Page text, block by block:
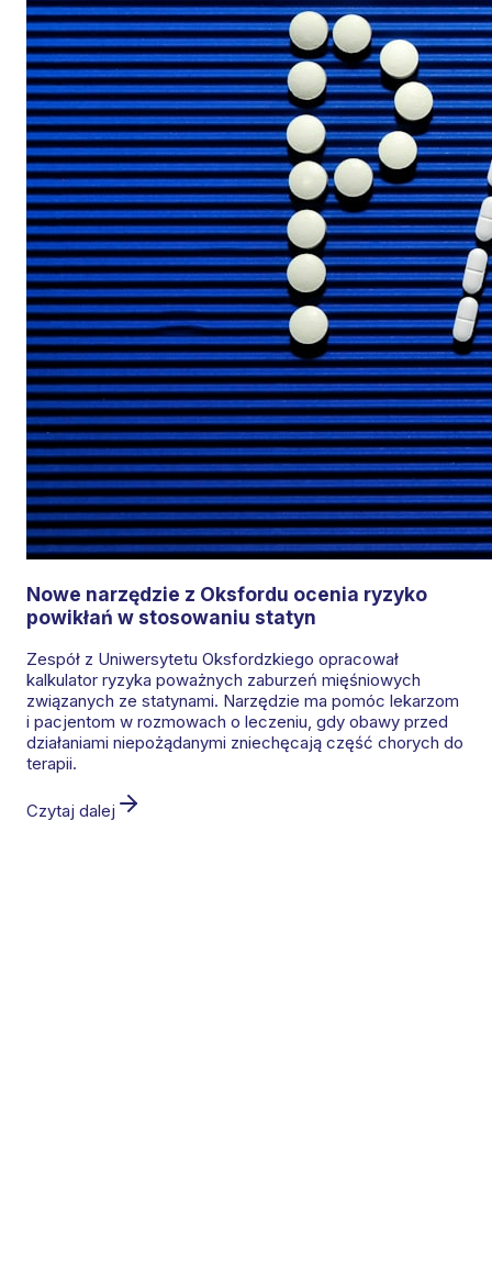
Nowe narzędzie z Oksfordu ocenia ryzyko
powikłań w stosowaniu statyn
Zespół z Uniwersytetu Oksfordzkiego opracował
kalkulator ryzyka poważnych zaburzeń mięśniowych
związanych ze statynami. Narzędzie ma pomóc lekarzom
i pacjentom w rozmowach o leczeniu, gdy obawy przed
działaniami niepożądanymi zniechęcają część chorych do
terapii.
Czytaj dalej